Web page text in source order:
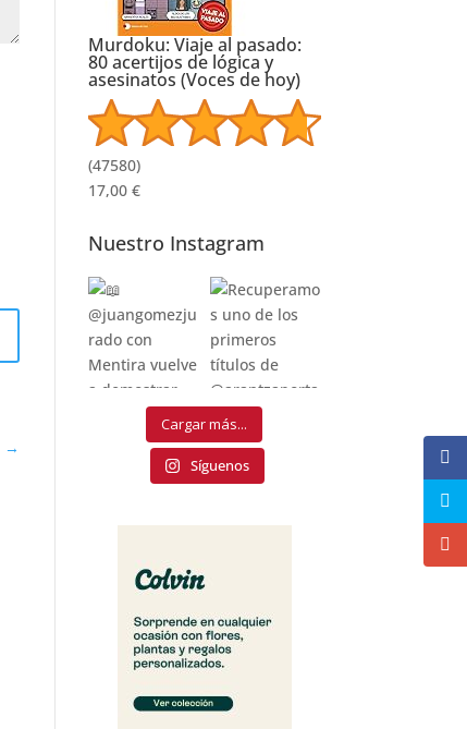
→
Murdoku: Viaje al pasado:
80 acertijos de lógica y
asesinatos (Voces de hoy)
(47580)
17,00 €
Nuestro Instagram
Cargar más...
Síguenos